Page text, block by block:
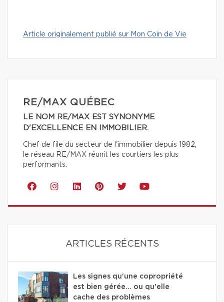
Article originalement publié sur Mon Coin de Vie
RE/MAX QUÉBEC
LE NOM RE/MAX EST SYNONYME
D'EXCELLENCE EN IMMOBILIER.
Chef de file du secteur de l'immobilier depuis 1982,
le réseau RE/MAX réunit les courtiers les plus
performants.
ARTICLES RÉCENTS
Les signes qu'une copropriété
est bien gérée… ou qu'elle
cache des problèmes